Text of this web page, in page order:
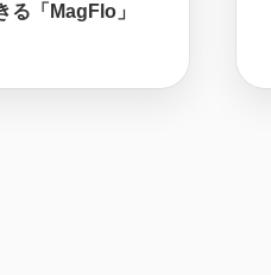
る「MagFlo」